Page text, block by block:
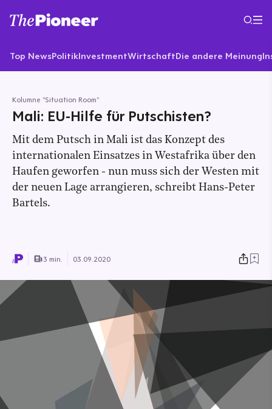
Top NewsPolitikInvestmentWirtschaftDie andere Meinung
Kolumne "Situation Room"
Mali: EU-Hilfe für Putschisten?
Mit dem Putsch in Mali ist das Konzept des
internationalen Einsatzes in Westafrika über den
Haufen geworfen - nun muss sich der Westen mit
der neuen Lage arrangieren, schreibt Hans-Peter
Bartels.
3 min. 03.09.2020